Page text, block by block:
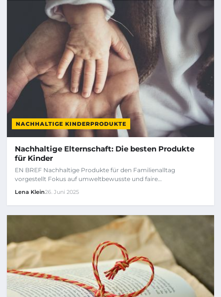
NACHHALTIGE KINDERPRODUKTE
Nachhaltige Elternschaft: Die besten Produkte
für Kinder
EN BREF Nachhaltige Produkte für den Familienalltag
vorgestellt Fokus auf umweltbewusste und faire…
Lena Klein26. Juni 2025